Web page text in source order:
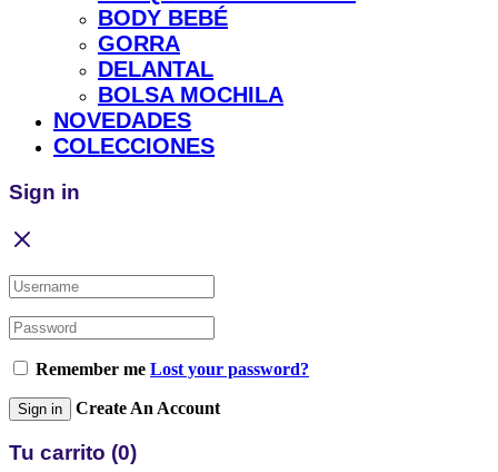
BODY BEBÉ
GORRA
DELANTAL
BOLSA MOCHILA
NOVEDADES
COLECCIONES
Sign in
Remember me Lost your password?
Sign in Create An Account
Tu carrito (0)